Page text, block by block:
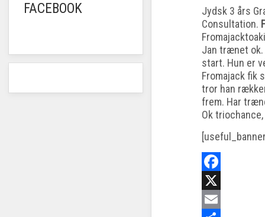
Jydsk 3 års
Consultation.
Jan trænet ok.
start. Hun er
Fromajack fik
tror han
frem. Har
Ok
Facebook
X
FACEBOOK